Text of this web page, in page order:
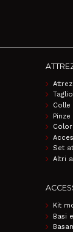
Colle
Pinze
Set
Altri
Kit
Basi